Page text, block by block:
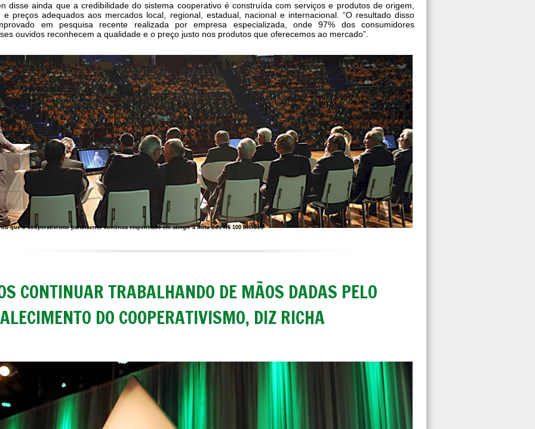
disse ainda que a credibilidade do sistema cooperativo é construída com serviços e produtos de origem,
e preços adequados aos mercados local, regional, estadual, nacional e internacional. “O resultado disso
em pesquisa recente realizada por empresa especializada, onde 97% dos consumidores
ouvidos reconhecem a qualidade e o preço justo nos produtos que oferecemos ao mercado”.
que o cooperativismo paranaense continua empenhado em atingir a meta dos R$ 100 bilhões
CONTINUAR TRABALHANDO DE MÃOS DADAS PELO
DO COOPERATIVISMO, DIZ RICHA